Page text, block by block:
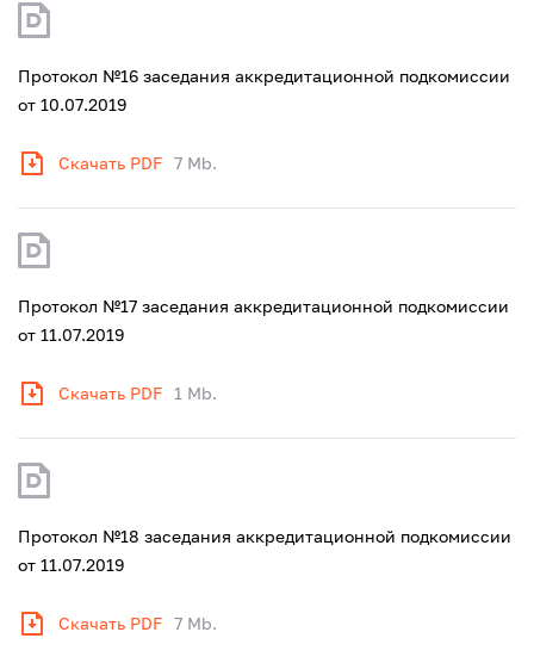
Протокол №16 заседания аккредитационной подкомиссии
от 10.07.2019
Скачать PDF 7 Mb.
Протокол №17 заседания аккредитационной подкомиссии
от 11.07.2019
Скачать PDF 1 Mb.
Протокол №18 заседания аккредитационной подкомиссии
от 11.07.2019
Скачать PDF 7 Mb.